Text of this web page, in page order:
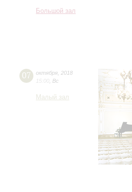
Большой зал
07 октября 2018
15:00 Вс
Малый зал